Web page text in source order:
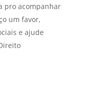
pro acompanhar
um favor,
e ajude